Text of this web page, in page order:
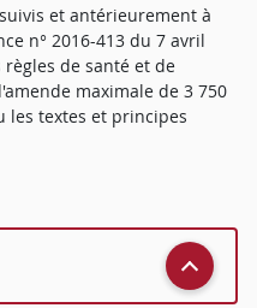
et antérieurement à
n° 2016-413 du 7 avril
de santé et de
maximale de 3 750
les textes et principes